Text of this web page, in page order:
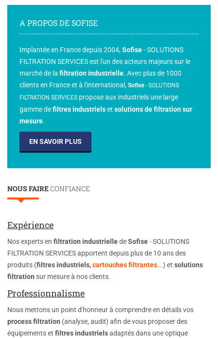
A PROPOS DE SOFISE
Implantée en France depuis 2004,Sofise- SOLUTIONS
FILTRATION SERVICES est l'un des acteurs majeurs sur le
marché de la filtration industrielle. Avec plus de 1000
clients en France et à l'international, Sofise- SOLUTIONS
FILTRATION SERVICES propose aux industriels une large
gamme defiltres industrielset solutions de filtration sur
mesure.
EN SAVOIR PLUS
NOUS FAIRECONFIANCE
Expérience
Nos experts en filtration industrielledeSofise- SOLUTIONS
FILTRATION SERVICES apportent depuis plus de 10 ans des
produits (filtres industriels,cartouches filtrantes...) et solutions
filtration sur mesure à nos clients.
Professionnalisme
Nous mettons un point d'honneur à comprendre en détails vos
process filtration (analyse, audit) afin de vous proposer des
équipements et filtres industrielsadaptés dans une optique